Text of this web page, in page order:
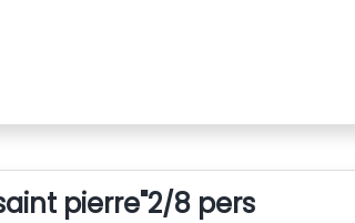
pierre"2/8 pers